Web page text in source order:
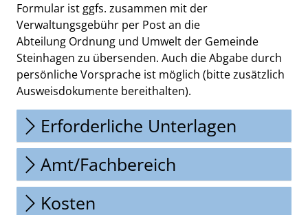
Formular ist ggfs. zusammen mit der
Verwaltungsgebühr per Post an die
Abteilung Ordnung und Umwelt der Gemeinde
Steinhagen zu übersenden. Auch die Abgabe durch
persönliche Vorsprache ist möglich (bitte zusätzlich
Ausweisdokumente bereithalten).
Erforderliche Unterlagen
Amt/Fachbereich
Kosten